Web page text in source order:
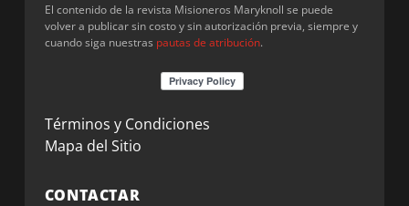
El contenido de la revista Misioneros Maryknoll se puede
volver a publicar sin costo y sin autorización previa, siempre y
cuando siga nuestras pautas de atribución.
Términos y Condiciones
Mapa del Sitio
CONTACTAR